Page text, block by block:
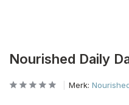
Nourished Daily
Merk: